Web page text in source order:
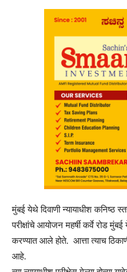
मुंबई येथे दिवाणी न्यायाधीश कनिष्ठ
परीक्षांचे आयोजन महर्षी कर्वे रोड
करण्यात आले होते. आत्ता त्याच
आहे.